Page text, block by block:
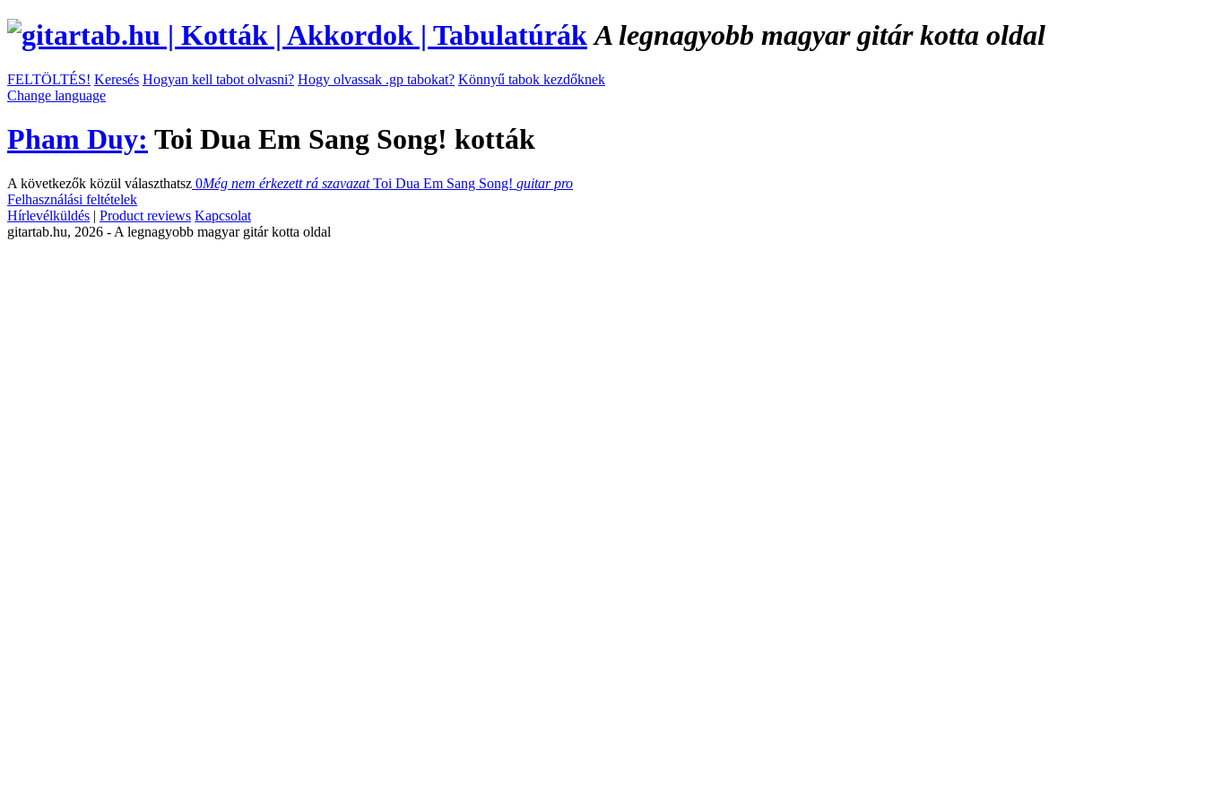
A legnagyobb magyar gitár kotta oldal
FELTÖLTÉS! Keresés Hogyan kell tabot olvasni? Hogy olvassak .gp tabokat? Könnyű tabok kezdőknek
Change language
Pham Duy: Toi Dua Em Sang Song! kották
A következők közül választhatsz 0Még nem érkezett rá szavazatToi Dua Em Sang Song! guitar pro
Felhasználási feltételek
Hírlevélküldés | Product reviews Kapcsolat
gitartab.hu, 2026 - A legnagyobb magyar gitár kotta oldal